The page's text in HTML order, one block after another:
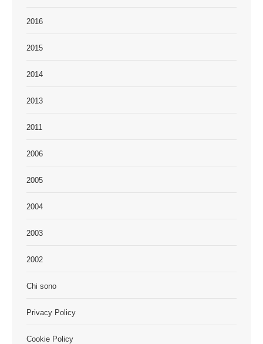
2016
2015
2014
2013
2011
2006
2005
2004
2003
2002
Chi sono
Privacy Policy
Cookie Policy